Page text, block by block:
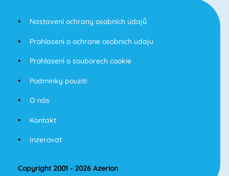
Nastavení ochrany osobních údajů
Prohlaseni o ochrane osobnich udaju
Prohlaseni o souborech cookie
Podminky pouziti
O nás
Kontakt
Inzerovat
Copyright 2001 - 2026 Azerion